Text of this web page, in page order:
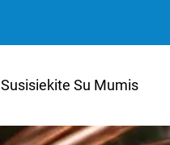
Susisiekite Su Mumis